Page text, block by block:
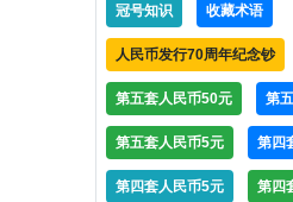
冠号知识 收藏术语
人民币发行70周年纪念钞
第五套人民币50元 第
第五套人民币5元 第四
第四套人民币5元 第四